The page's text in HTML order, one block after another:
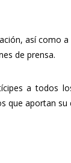
así
de prensa.
a todos
que aportan